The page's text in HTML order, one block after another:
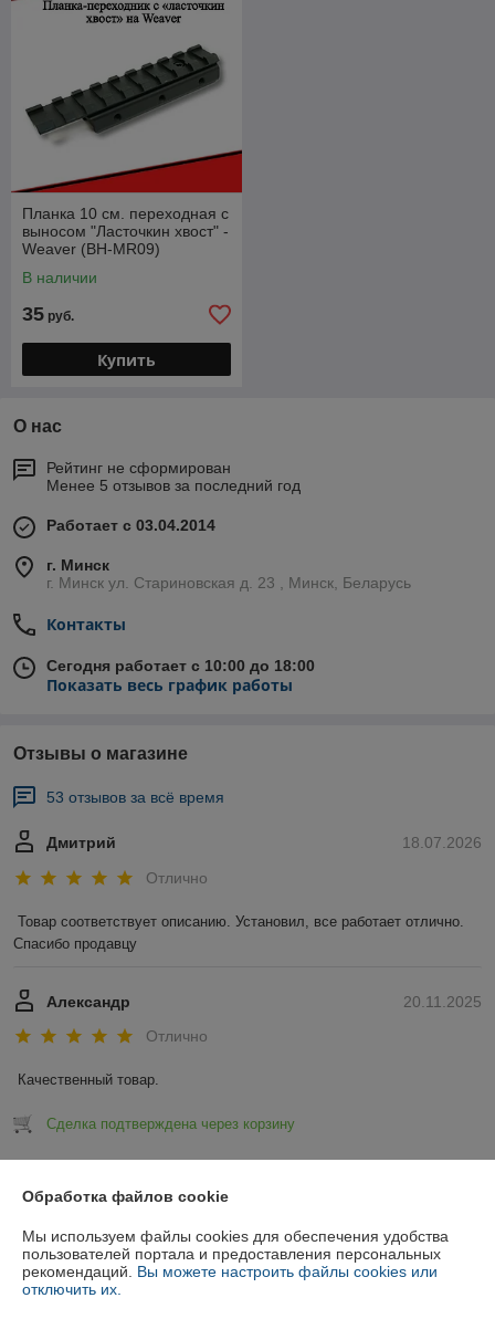
Планка 10 см. переходная с
выносом "Ласточкин хвост" -
Weaver (BH-MR09)
В наличии
35 руб.
Купить
О нас
Рейтинг не сформирован
Менее 5 отзывов за последний год
Работает с 03.04.2014
г. Минск
г. Минск ул. Стариновская д. 23 , Минск, Беларусь
Контакты
Сегодня работает с 10:00 до 18:00
Показать весь график работы
Отзывы о магазине
53 отзывов за всё время
18.07.2026
Дмитрий
Отлично
Товар соответствует описанию. Установил, все работает отлично.
Спасибо продавцу
20.11.2025
Александр
Отлично
Качественный товар.
Сделка подтверждена через корзину
О нас
Обработка файлов cookie
Мы используем файлы cookies для обеспечения удобства
пользователей портала и предоставления персональных
рекомендаций. Вы можете настроить файлы cookies или
отключить их.